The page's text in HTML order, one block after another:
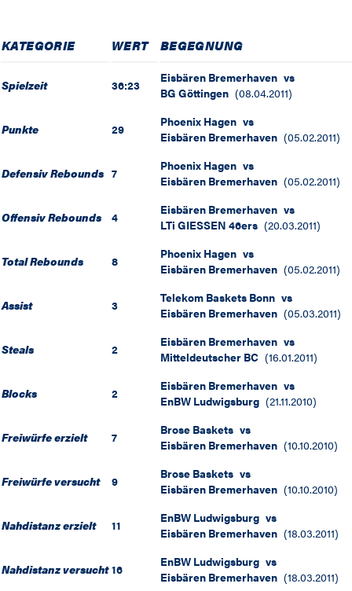
KATEGORIE WERT BEGEGNUNG
Spielzeit 36:23 Eisbären Bremerhaven vs
BG Göttingen (08.04.2011)
Punkte 29 Phoenix Hagen vs
Eisbären Bremerhaven (05.02.2011)
Defensiv Rebounds 7 Phoenix Hagen vs
Eisbären Bremerhaven (05.02.2011)
Offensiv Rebounds 4 Eisbären Bremerhaven vs
LTi GIESSEN 46ers (20.03.2011)
Total Rebounds 8 Phoenix Hagen vs
Eisbären Bremerhaven (05.02.2011)
Assist 3 Telekom Baskets Bonn vs
Eisbären Bremerhaven (05.03.2011)
Steals 2 Eisbären Bremerhaven vs
Mitteldeutscher BC (16.01.2011)
Blocks 2 Eisbären Bremerhaven vs
EnBW Ludwigsburg (21.11.2010)
Freiwürfe erzielt 7 Brose Baskets vs
Eisbären Bremerhaven (10.10.2010)
Freiwürfe versucht 9 Brose Baskets vs
Eisbären Bremerhaven (10.10.2010)
Nahdistanz erzielt 11 EnBW Ludwigsburg vs
Eisbären Bremerhaven (18.03.2011)
Nahdistanz versucht 16 EnBW Ludwigsburg vs
Eisbären Bremerhaven (18.03.2011)